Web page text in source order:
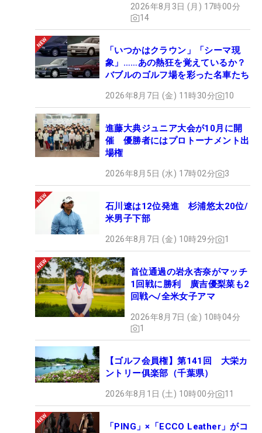
2026年8月3日 (月) 17時00分
14
「いつかはクラウン」「シーマ現
象」……あの熱狂を覚えているか？
バブルのゴルフ場を彩った名車たち
2026年8月7日 (金) 11時30分 10
進藤大典ジュニア大会が10月に開
催 優勝者にはプロトーナメント出
場権
2026年8月5日 (水) 17時02分 3
石川遼は12位発進 杉浦悠太20位/
米男子下部
2026年8月7日 (金) 10時29分 1
首位通過の岩永杏奈がマッチ
1回戦に勝利 廣吉優梨菜も2
回戦へ/全米女子アマ
2026年8月7日 (金) 10時04分
1
【ゴルフ会員権】第141回 大栄カ
ントリー俱楽部（千葉県）
2026年8月1日 (土) 10時00分 11
「PING」×「ECCO Leather」がコ